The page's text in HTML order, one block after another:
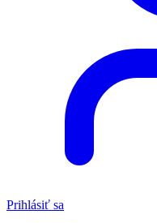
Prihlásiť sa